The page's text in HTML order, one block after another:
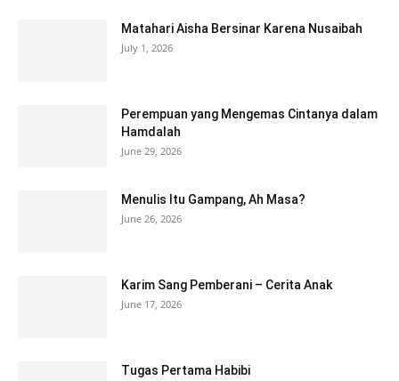
Matahari Aisha Bersinar Karena Nusaibah
July 1, 2026
Perempuan yang Mengemas Cintanya dalam
Hamdalah
June 29, 2026
Menulis Itu Gampang, Ah Masa?
June 26, 2026
Karim Sang Pemberani – Cerita Anak
June 17, 2026
Tugas Pertama Habibi